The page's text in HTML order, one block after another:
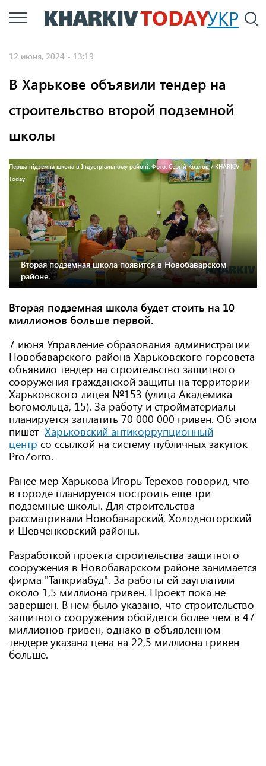
Перейти
к
УКР
12 июня, 2024 - 13:19
В Харькове объявили тендер на
строительство второй подземной
школы
Перша підземна школа в Індустріальному районі. Фото: Сергій Козлов / KHARKIV
Today
Вторая подземная школа появится в Новобаварском
районе.
Вторая подземная школа будет стоить на 10
миллионов больше первой.
7 июня Управление образования администрации
Новобаварского района Харьковского горсовета
объявило тендер на строительство защитного
сооружения гражданской защиты на территории
Харьковского лицея №153 (улица Академика
Богомольца, 15). За работу и стройматериалы
планируется заплатить 70 000 000 гривен. Об этом
пишет Харьковский антикоррупционный
центр со ссылкой на систему публичных закупок
ProZorro.
Ранее мер Харькова Игорь Терехов говорил, что
в городе планируется построить еще три
подземные школы. Для строительства
рассматривали Новобаварский, Холодногорский
и Шевченковский районы.
Разработкой проекта строительства защитного
сооружения в Новобаварском районе занимается
фирма "Танкриабуд". За работы ей зауплатили
около 1,5 миллиона гривен. Проект пока не
завершен. В нем было указано, что строительство
защитного сооружения обойдется более чем в 47
миллионов гривен, однако в объявленном
тендере указана цена на 22,5 миллиона гривен
больше.